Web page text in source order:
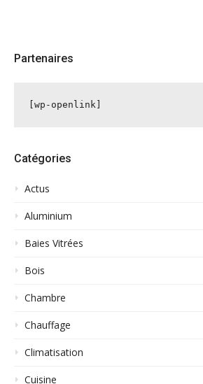
Partenaires
[wp-openlink]
Catégories
Actus
Aluminium
Baies Vitrées
Bois
Chambre
Chauffage
Climatisation
Cuisine